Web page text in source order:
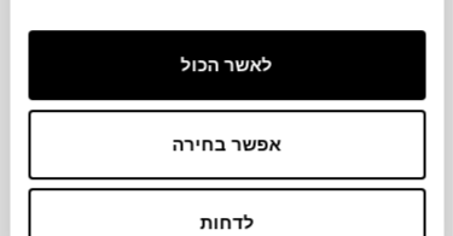
לאשר הכול
אפשר בחירה
לדחות
₪749